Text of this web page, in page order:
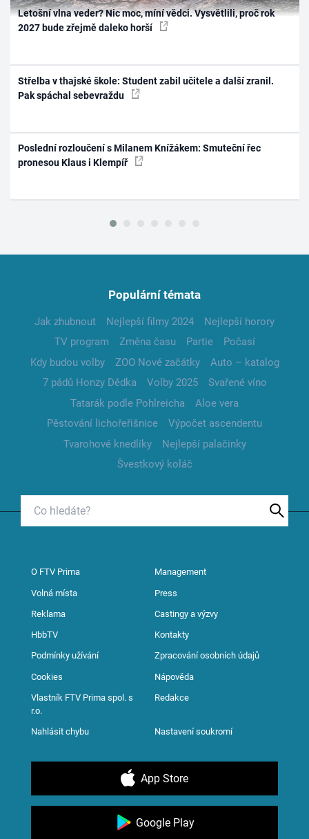
Letošní vlna veder? Nic moc, míní vědci. Vysvětlili, proč rok
2027 bude zřejmě daleko horší
Střelba v thajské škole: Student zabil učitele a další zranil.
Pak spáchal sebevraždu
Poslední rozloučení s Milanem Knížákem: Smuteční řec
pronesou Klaus i Klempíř
Populární témata
Jak zhubnout Nejlepší filmy 2024
Nejlepší horory
TV program
Změna času Partie
Počasí
Kdy budou volby
ZOO Nové začátky
Auto – katalog
7 pádů Honzy Dědka
Volby 2025
Svařené víno
Tatarák podle Pohlreicha
Aloe vera
Pěstování lichořeřišnice
Výpočet ascendentu
Tvarohové knedlíky
Nejlepší palačinky
Švestkový koláč
O FTV Prima Management
Volná místa Press
Reklama Castingy a výzvy
HbbTV Kontakty
Podmínky užívání Zpracování osobních údajů
Cookies Nápověda
Vlastník FTV Prima spol. s
r.o.
Redakce
Nahlásit chybu Nastavení soukromí
App Store
Google Play